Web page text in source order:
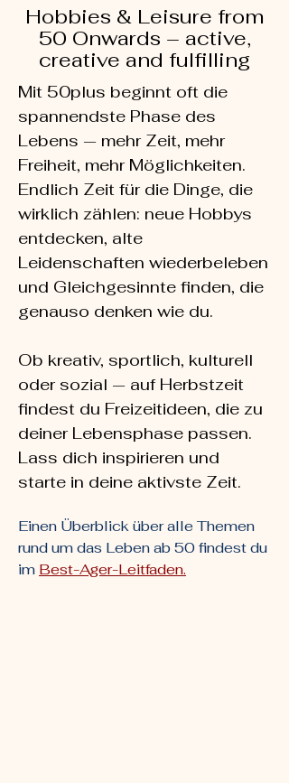
Hobbies & Leisure from
50 Onwards – active,
creative and fulfilling
Mit 50plus beginnt oft die
spannendste Phase des
Lebens — mehr Zeit, mehr
Freiheit, mehr Möglichkeiten.
Endlich Zeit für die Dinge, die
wirklich zählen: neue Hobbys
entdecken, alte
Leidenschaften wiederbeleben
und Gleichgesinnte finden, die
genauso denken wie du.
Ob kreativ, sportlich, kulturell
oder sozial — auf Herbstzeit
findest du Freizeitideen, die zu
deiner Lebensphase passen.
Lass dich inspirieren und
starte in deine aktivste Zeit.
Einen Überblick über alle Themen
rund um das Leben ab 50 findest du
im Best-Ager-Leitfaden.